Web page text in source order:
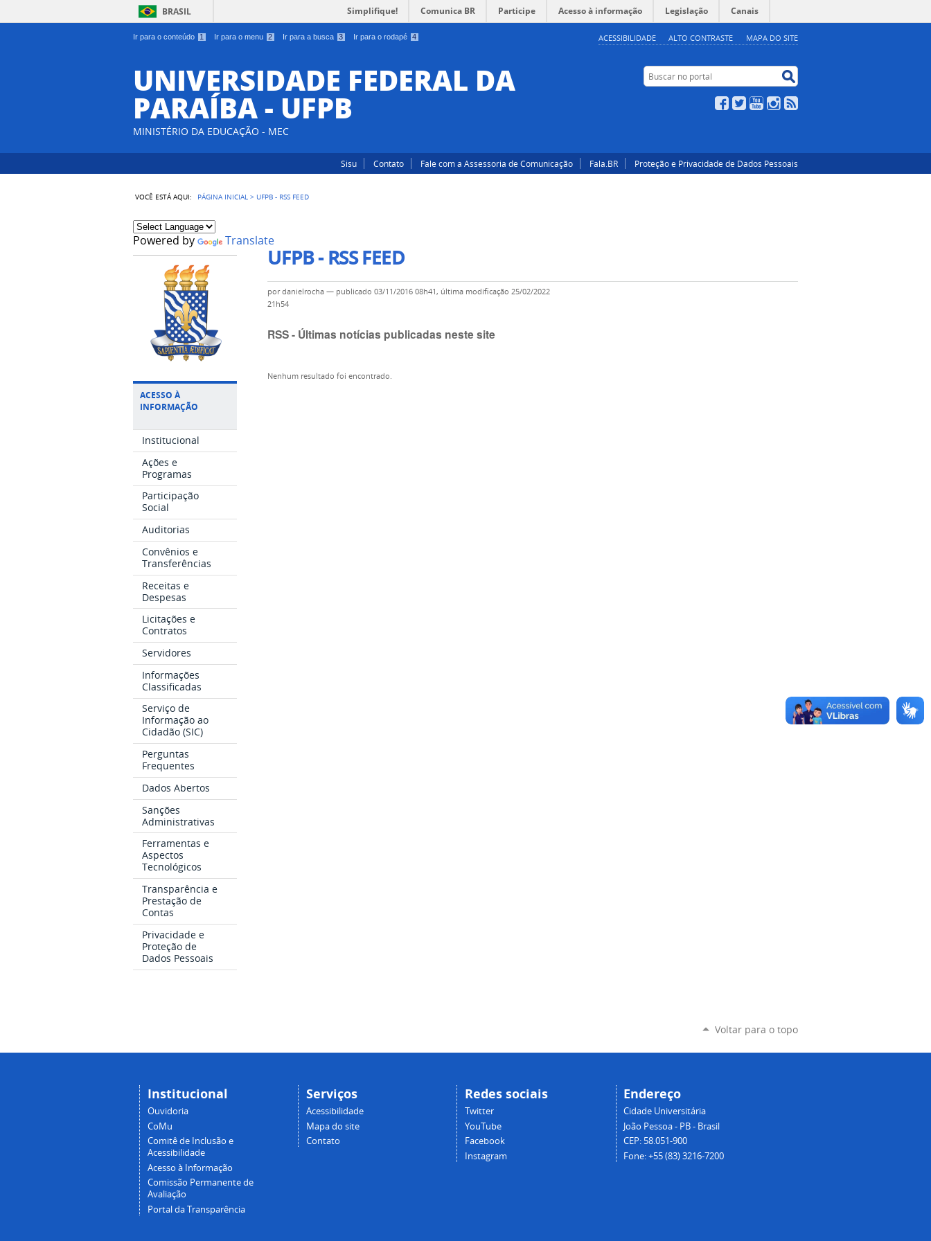
Ir para o conteúdo 1 Ir para o menu 2 Ir para a busca 3 Ir para o rodapé 4 ACESSIBILIDADE ALTO CONTRASTE MAPA DO SITE
BRASIL Simplifique! Comunica BR Participe Acesso à informação Legislação Canais
UNIVERSIDADE FEDERAL DA
PARAÍBA - UFPB
MINISTÉRIO DA EDUCAÇÃO - MEC
Buscar no portal
Facebook
TwitterYouTubeInstagram
Sisu Contato Fale com a Assessoria de Comunicação Fala.BR Proteção e Privacidade de Dados Pessoais
VOCÊ ESTÁ AQUI: PÁGINA INICIAL > UFPB - RSS FEED
Powered by Translate
ACESSO À
INFORMAÇÃO
Institucional
Ações e
Programas
Participação
Social
Auditorias
Convênios e
Transferências
Receitas e
Despesas
Licitações e
Contratos
Servidores
Informações
Classificadas
Serviço de
Informação ao
Cidadão (SIC)
Perguntas
Frequentes
Dados Abertos
Sanções
Administrativas
Ferramentas e
Aspectos
Tecnológicos
Transparência e
Prestação de
Contas
Privacidade e
Proteção de
Dados Pessoais
UFPB - RSS FEED
pordanielrocha — publicado 03/11/2016 08h41, última modificação 25/02/2022
21h54
RSS - Últimas notícias publicadas neste site
Nenhum resultado foi encontrado.
Voltar para o topo
Institucional
Ouvidoria
CoMu
Comitê de Inclusão e
Acessibilidade
Acesso à Informação
Comissão Permanente de
Avaliação
Portal da Transparência
Serviços
Acessibilidade
Mapa do site
Contato
Redes sociais
Twitter
YouTube
Facebook
Instagram
Endereço
Cidade Universitária
João Pessoa - PB - Brasil
CEP: 58.051-900
Fone: +55 (83) 3216-7200